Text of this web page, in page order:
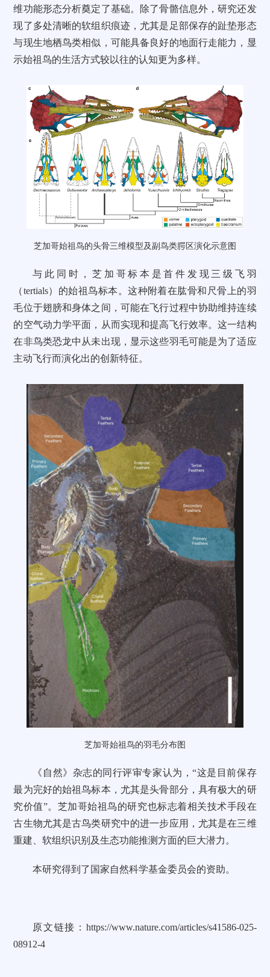
维功能形态分析奠定了基础。除了骨骼信息外，研究还发
现了多处清晰的软组织痕迹，尤其是足部保存的趾垫形态
与现生地栖鸟类相似，可能具备良好的地面行走能力，显
示始祖鸟的生活方式较以往的认知更为多样。
芝加哥始祖鸟的头骨三维模型及副鸟类腭区演化示意图
与此同时，芝加哥标本是首件发现三级飞羽
（tertials）的始祖鸟标本。这种附着在肱骨和尺骨上的羽
毛位于翅膀和身体之间，可能在飞行过程中协助维持连续
的空气动力学平面，从而实现和提高飞行效率。这一结构
在非鸟类恐龙中从未出现，显示这些羽毛可能是为了适应
主动飞行而演化出的创新特征。
芝加哥始祖鸟的羽毛分布图
《自然》杂志的同行评审专家认为，“这是目前保存
最为完好的始祖鸟标本，尤其是头骨部分，具有极大的研
究价值”。芝加哥始祖鸟的研究也标志着相关技术手段在
古生物尤其是古鸟类研究中的进一步应用，尤其是在三维
重建、软组织识别及生态功能推测方面的巨大潜力。
本研究得到了国家自然科学基金委员会的资助。
原文链接： https://www.nature.com/articles/s41586-025-
08912-4